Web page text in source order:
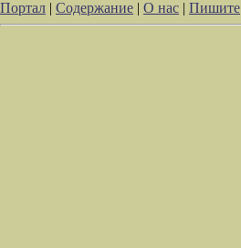
Портал | Содержание | О нас | Пишите